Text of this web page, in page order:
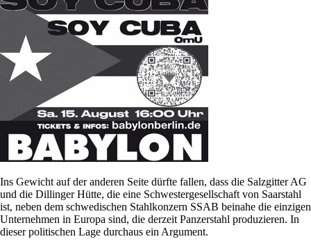
Ins Gewicht auf der anderen Seite dürfte fallen, dass die Salzgitter AG
und die Dillinger Hütte, die eine Schwestergesellschaft von Saarstahl
ist, neben dem schwedischen Stahlkonzern SSAB beinahe die einzigen
Unternehmen in Europa sind, die derzeit Panzerstahl produzieren. In
dieser politischen Lage durchaus ein Argument.